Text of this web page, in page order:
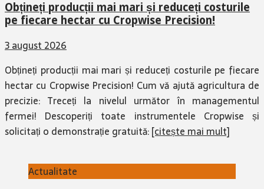
Obțineți producții mai mari și reduceți costurile
pe fiecare hectar cu Cropwise Precision!
3 august 2026
Obțineți producții mai mari și reduceți costurile pe fiecare
hectar cu Cropwise Precision! Cum vă ajută agricultura de
precizie: Treceți la nivelul următor în managementul
fermei! Descoperiți toate instrumentele Cropwise și
solicitați o demonstrație gratuită:[citește mai mult]
Actualitate